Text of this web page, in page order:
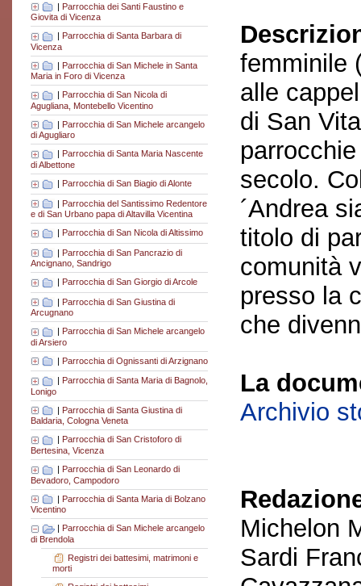
| Parrocchia dei Santi Faustino e
Giovita di Vicenza
Parrocchia di Santa Barbara di
Vicenza
| Parrocchia di San Michele in Santa
Maria in Foro di Vicenza
Parrocchia di San Nicola di
Agugliana, Montebello Vicentino
| Parrocchia di San Michele arcangelo
di Agugliaro
Parrocchia di Santa Maria Nascente
di Albettone
| Parrocchia di San Biagio di Alonte
| Parrocchia del Santissimo Redentore
e di San Urbano papa di Altavilla Vicentina
| Parrocchia di San Nicola di Altissimo
| Parrocchia di San Pancrazio di
Ancignano, Sandrigo
| Parrocchia di San Giorgio di Arcole
| Parrocchia di San Giustina di
Arcugnano
Parrocchia di San Michele arcangelo
di Arsiero
| Parrocchia di Ognissanti di Arzignano
Parrocchia di Santa Maria di Bagnolo,
Lonigo
| Parrocchia di Santa Giustina di
Baldaria, Cologna Veneta
Parrocchia di San Cristoforo di
Bertesina, Vicenza
| Parrocchia di San Leonardo di
Bevadoro, Campodoro
| Parrocchia di Santa Maria di Bolzano
Vicentino
| Parrocchia di San Michele arcangelo
di Brendola
Registri dei battesimi, matrimoni e
morti
femminile
alle
di San
secolo.
´Andrea
titolo di
comunità
presso la
che
La
Archivio
Michelon
Sardi